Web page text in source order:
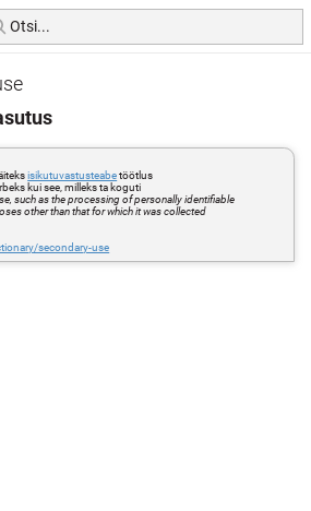
isikutuvastusteabetöötlus
kui see, milleks ta koguti
such as the processing of personally identifiable
other than that for which it was collected
secondary-use